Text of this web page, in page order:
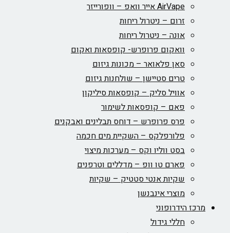
AirVape אייר וואפ – וופורייזר
זרום – ניטרול ריחות
אונה – ניטרול ריחות
וואקום פרופרש- קופסאות ואקום
סאן פלאואר – מכונות גיזום
טרים סטיישן – שולחנות גיזום
אוויל סליק – קופסאות סיליקון
פאם – קופסאות לשימור
פרס פרופרש – דוחס תבלינים ואבקנים
פלורפלקס – השקיית מים חכמה
בסט ווליו וקס – מערכות מיצוי
פארם טו וופ – מדללים וטרפנים
שקיות אנטי סטטיק – שקיות
מוצרי אינבנשן
מרכז הידרופוני
חללי גידול